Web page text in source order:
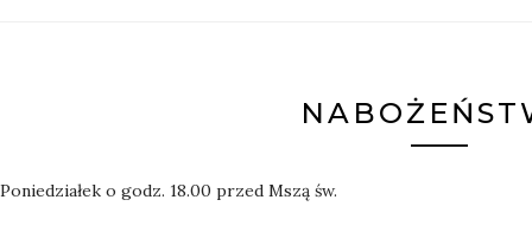
Poniedziałek o godz. 18.00 przed Mszą św.